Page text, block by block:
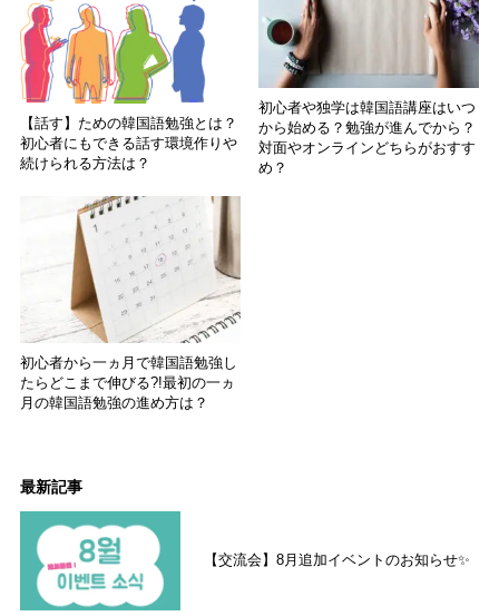
【話す】ための韓国語勉強とは？
初心者にもできる話す環境作りや
続けられる方法は？
初心者や独学は韓国語講座はいつ
から始める？勉強が進んでから？
対面やオンラインどちらがおすす
め？
初心者から一ヵ月で韓国語勉強し
たらどこまで伸びる?!最初の一ヵ
月の韓国語勉強の進め方は？
最新記事
【交流会】8月追加イベントのお知らせ✨